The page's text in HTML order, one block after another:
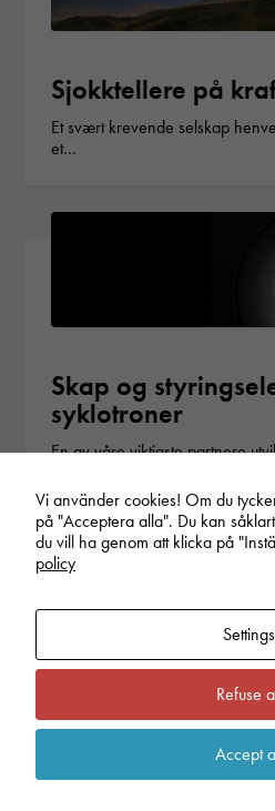
Sjokktellere på
Et svært krevende selskap
et…
Skap og
syklotroner
En av våre viktigste partnere
spesialoperasjoner
Vår gjetning er at du aldri vil
Vi använder cookies! Om du
på "Acceptera alla". Du kan
du vill ha genom att klicka på
policy
Settings
Refuse
Accept